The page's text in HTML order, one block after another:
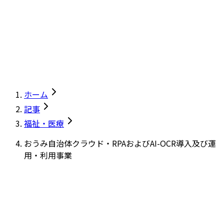
ホーム
記事
福祉・医療
おうみ自治体クラウド・RPAおよびAI-OCR導入及び運
用・利用事業